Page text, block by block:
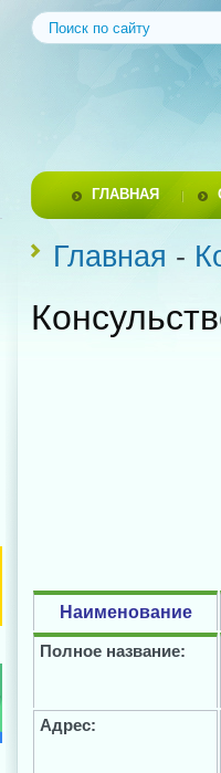
ГЛАВНАЯ
Главная -
Наименование
Полное название:
Адрес: